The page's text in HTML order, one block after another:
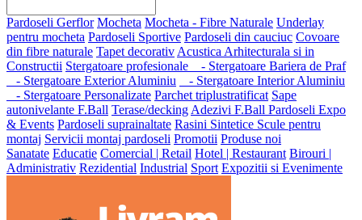
Pardoseli Gerflor Mocheta Mocheta - Fibre Naturale Underlay
pentru mocheta Pardoseli Sportive Pardoseli din cauciuc Covoare
din fibre naturale Tapet decorativAcustica Arhitecturala si in
Constructii Stergatoare profesionale
- Stergatoare Bariera de Praf
- Stergatoare Exterior Aluminiu
- Stergatoare Interior Aluminiu
- Stergatoare Personalizate Parchet triplustratificat Sape
autonivelante F.Ball Terase/deckingAdezivi F.Ball Pardoseli Expo
& Events Pardoseli suprainaltate Rasini Sintetice Scule pentru
montaj Servicii montaj pardoseli Promotii Produse noi
Sanatate Educatie Comercial | Retail Hotel | Restaurant Birouri |
Administrativ Rezidential Industrial Sport Expozitii si Evenimente